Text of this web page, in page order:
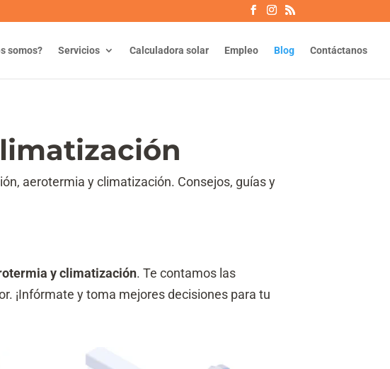
somos? Servicios Calculadora solar Empleo Blog Contáctanos
aerotermia y climatización. Consejos, guías y
y climatización. Te contamos las
¡Infórmate y toma mejores decisiones para tu